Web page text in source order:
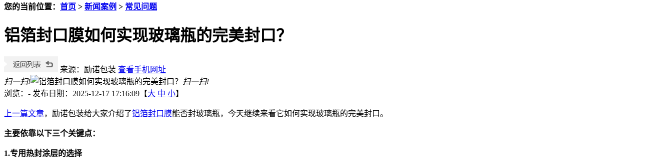
您的当前位置： 首页 > 新闻案例 > 常见问题
铝箔封口膜如何实现玻璃瓶的完美封口？
来源：励诺包装 查看手机网址
扫一扫!
扫一扫!
浏览： - 发布日期：2025-12-17 17:16:09【大 中 小】
上一篇文章，励诺包装给大家介绍了铝箔封口膜能否封玻璃瓶，今天继续来看它如何实现玻璃瓶的完美封口。
主要依靠以下三个关键点：
1.专用热封涂层的选择